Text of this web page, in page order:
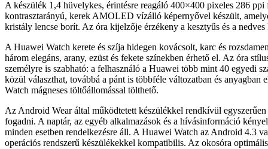
A készülék 1,4 hüvelykes, érintésre reagáló 400×400 pixeles 286 ppi
kontrasztarányú, kerek AMOLED vízálló képernyővel készült,
kristály lencse borít. Az óra kijelzője érzékeny a kesztyűs és a nedves
A Huawei Watch kerete és szíja hidegen kovácsolt, karc és
három elegáns, arany, ezüst és fekete színekben érhető el. Az óra
személyre is szabható: a felhasználó a Huawei több mint 40 egyedi
közül választhat, továbbá a pánt is többféle változatban és anyagban
Watch mágneses töltőállomással tölthető.
Az Android Wear által működtetett készülékkel rendkívül egyszerűen
fogadni. A naptár, az egyéb alkalmazások és a hívásinformáció
minden esetben rendelkezésre áll. A Huawei Watch az Android 4.3
operációs rendszerű készülékekkel kompatibilis. Az okosóra